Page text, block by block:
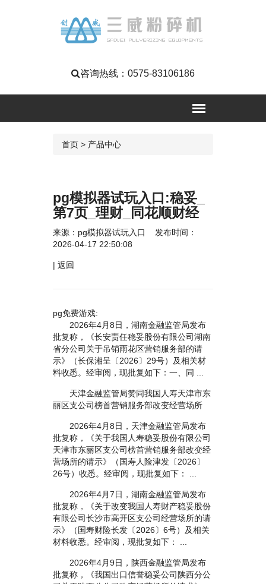
咨询热线： 0575-83106186
首页 > 产品中心
pg模拟器试玩入口:稳妥_
第7页_理财_同花顺财经
来源： pg模拟器试玩入口
发布时间：
2026-04-17 22:50:08
| 返回
pg免费游戏:
2026年4月8日，湖南金融监管局发布
批复称，《长安责任稳妥股份有限公司湖南
省分公司关于吊销雨花区营销服务部的请
示》（长保湘呈〔2026〕29号）及相关材
料收悉。经审阅，现批复如下：一、同 ...
天津金融监管局赞同我国人寿天津市东
丽区支公司榜首营销服务部改变经营场所
2026年4月8日，天津金融监管局发布
批复称，《关于我国人寿稳妥股份有限公司
天津市东丽区支公司榜首营销服务部改变经
营场所的请示》（国寿人险津发〔2026〕
26号）收悉。经审阅，现批复如下： ...
2026年4月7日，湖南金融监管局发布
批复称，《关于改变我国人寿财产稳妥股份
有限公司长沙市高开区支公司经营场所的请
示》（国寿财险长发〔2026〕6号）及相关
材料收悉。经审阅，现批复如下： ...
2026年4月9日，陕西金融监管局发布
批复称，《我国出口信誉稳妥公司陕西分公